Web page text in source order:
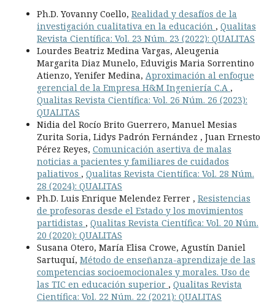
Ph.D. Yovanny Coello, Realidad y desafíos de la
investigación cualitativa en la educación , Qualitas
Revista Científica: Vol. 23 Núm. 23 (2022): QUALITAS
Lourdes Beatriz Medina Vargas, Aleugenia
Margarita Diaz Munelo, Eduvigis Maria Sorrentino
Atienzo, Yenifer Medina, Aproximación al enfoque
gerencial de la Empresa H&M Ingeniería C.A ,
Qualitas Revista Científica: Vol. 26 Núm. 26 (2023):
QUALITAS
Nidia del Rocío Brito Guerrero, Manuel Mesias
Zurita Soria, Lidys Padrón Fernández , Juan Ernesto
Pérez Reyes, Comunicación asertiva de malas
noticias a pacientes y familiares de cuidados
paliativos , Qualitas Revista Científica: Vol. 28 Núm.
28 (2024): QUALITAS
Ph.D. Luis Enrique Melendez Ferrer , Resistencias
de profesoras desde el Estado y los movimientos
partidistas , Qualitas Revista Científica: Vol. 20 Núm.
20 (2020): QUALITAS
Susana Otero, María Elisa Crowe, Agustín Daniel
Sartuquí, Método de enseñanza-aprendizaje de las
competencias socioemocionales y morales. Uso de
las TIC en educación superior , Qualitas Revista
Científica: Vol. 22 Núm. 22 (2021): QUALITAS